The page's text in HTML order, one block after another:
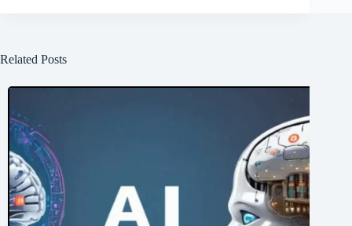
Related Posts